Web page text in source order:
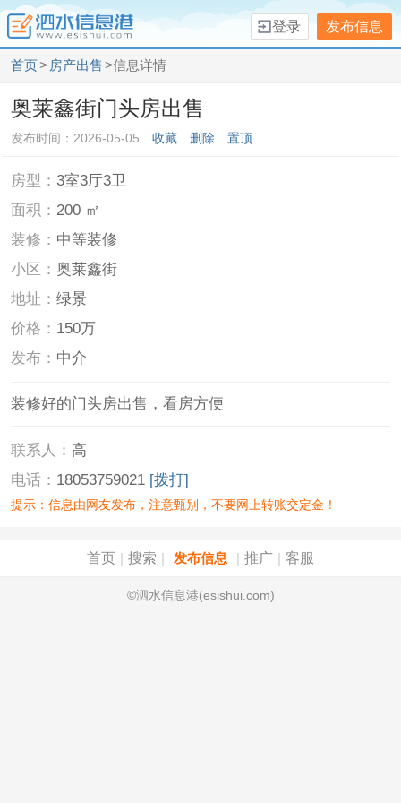
发布信息
登录
首页> 房产出售 >信息详情
奥莱鑫街门头房出售
发布时间：2026-05-05 收藏 删除 置顶
房型：3室3厅3卫
面积： 200 ㎡
装修： 中等装修
小区：奥莱鑫街
地址：绿景
价格： 150万
发布： 中介
装修好的门头房出售，看房方便
联系人：高
电话： 18053759021 [拨打]
提示：信息由网友发布，注意甄别，不要网上转账交定金！
首页 搜索 发布信息 推广 客服
©泗水信息港(esishui.com)